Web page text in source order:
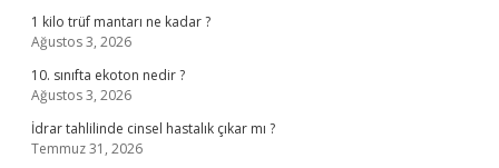
1 kilo trüf mantarı ne kadar ?
Ağustos 3, 2026
10. sınıfta ekoton nedir ?
Ağustos 3, 2026
İdrar tahlilinde cinsel hastalık çıkar mı ?
Temmuz 31, 2026